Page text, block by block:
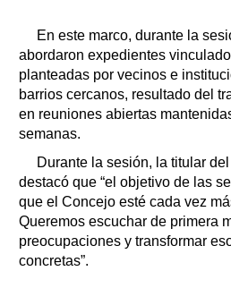
En este marco, durante la
abordaron expedientes
planteadas por vecinos e
barrios cercanos, resultado del
en reuniones abiertas
semanas.
Durante la sesión, la titular
destacó que “el objetivo de las
que el Concejo esté cada vez
Queremos escuchar de primera
preocupaciones y transformar
concretas”.